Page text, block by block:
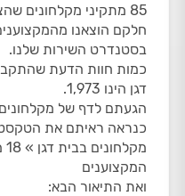
85 מתקיני מקלחונים
חלקם הוצאנו
בסטנדרט השירות שלנו.
כמות חוות הדעת
דגן הינו 1,973.
הגעתם לדף של
כנראה ראיתם את
המקצוענים
ואת התיאור הבא: